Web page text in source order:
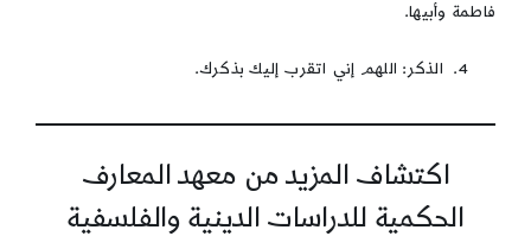
فاطمة وأبيها.
الذكر: اللهم إني اتقرب إليك بذكرك.
اكتشاف المزيد من معهد المعارف
الحكمية للدراسات الدينية والفلسفية